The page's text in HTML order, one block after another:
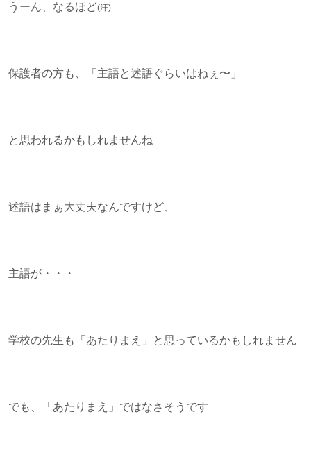
うーん、なるほど(汗)
保護者の方も、「主語と述語ぐらいはねぇ〜」
と思われるかもしれませんね
述語はまぁ大丈夫なんですけど、
主語が・・・
学校の先生も「あたりまえ」と思っているかもしれません
でも、「あたりまえ」ではなさそうです